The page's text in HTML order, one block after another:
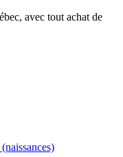
avec tout achat de